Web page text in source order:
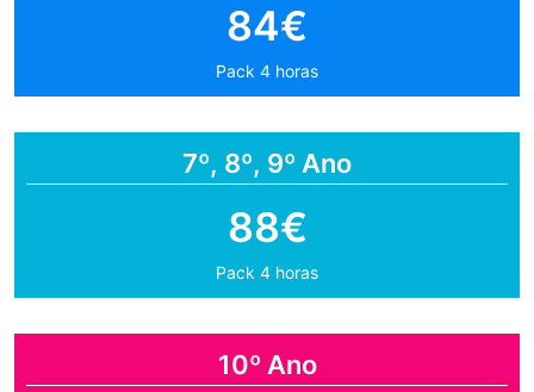
84€
Pack 4 horas
7º, 8º, 9º Ano
88€
Pack 4 horas
10º Ano